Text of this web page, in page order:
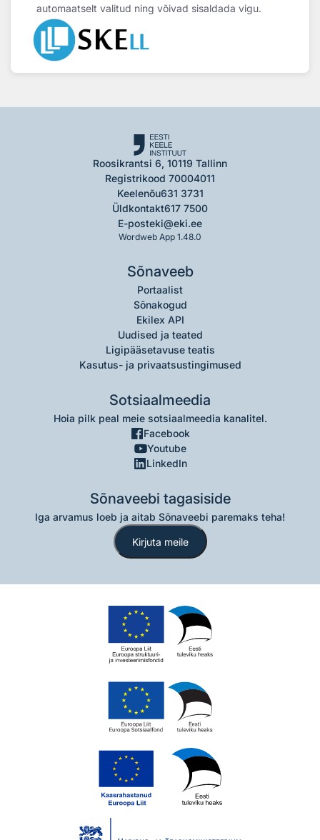
automaatselt valitud ning võivad sisaldada vigu.
Roosikrantsi 6, 10119 Tallinn
Registrikood 70004011
Keelenõu631 3731
Üldkontakt617 7500
E-posteki@eki.ee
Wordweb App 1.48.0
Sõnaveeb
Portaalist
Sõnakogud
Ekilex API
Uudised ja teated
Ligipääsetavuse teatis
Kasutus- ja privaatsustingimused
Sotsiaalmeedia
Hoia pilk peal meie sotsiaalmeedia kanalitel.
Facebook
Youtube
LinkedIn
Sõnaveebi tagasiside
Iga arvamus loeb ja aitab Sõnaveebi paremaks teha!
Kirjuta meile